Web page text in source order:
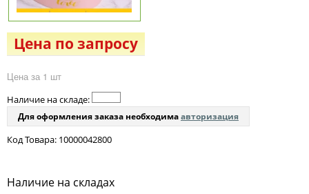
Цена по запросу
Цена за 1 шт
Наличие на складе:
Для оформления заказа необходимаавторизация
Код Товара: 10000042800
Наличие на складах